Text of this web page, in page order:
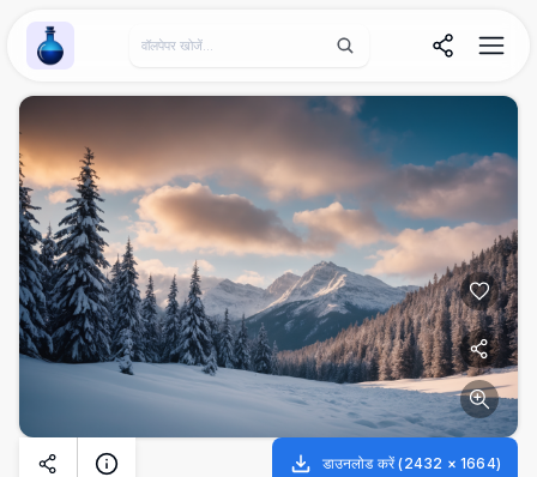
Wallpaper Alchemy
डाउनलोड करें(2432 × 1664)